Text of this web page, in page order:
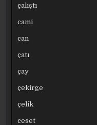
çalıştı
cami
can
çatı
çay
çekirge
çelik
ceset